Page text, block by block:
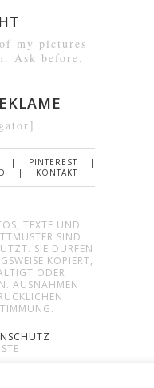
my pictures
Ask before.
PINTEREST
KONTAKT
TEXTE UND
SIND
SIE DÜRFEN
KOPIERT,
ODER
AUSNAHMEN